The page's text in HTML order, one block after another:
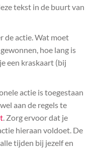
tekst in de buurt van
de actie. Wat moet
hoe lang is
een kraskaart (bij
actie is toegestaan
aan de regels te
. Zorg ervoor dat je
hieraan voldoet. De
tijden bij jezelf en